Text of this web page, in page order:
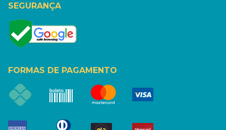
SEGURANÇA
FORMAS DE PAGAMENTO